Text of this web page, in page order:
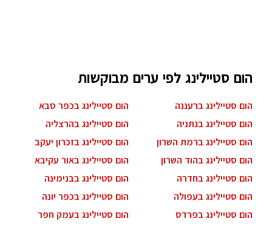
הום סטיילינג לפי ערים מבוקשות
הום סטיילינג ברעננה
הום סטיילינג בכפר סבא
הום סטיילינג בנתניה
הום סטיילינג בהרצליה
הום סטיילינג ברמת השרון
הום סטיילינג בזכרון יעקב
הום סטיילינג בהוד השרון
הום סטיילינג באור עקיבא
הום סטיילינג בחדרה
הום סטיילינג בבנימינה
הום סטיילינג בעפולה
הום סטיילינג בכפר יונה
הום סטיילינג בפרדס
הום סטיילינג בעמק חפר